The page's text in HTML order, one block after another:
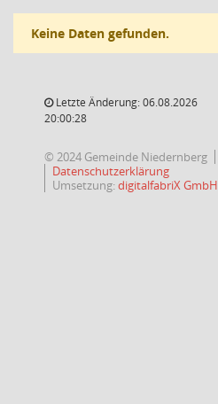
Keine Daten gefunden.
Letzte Änderung: 06.08.2026
20:00:28
© 2024 Gemeinde Niedernberg
Datenschutzerklärung
Umsetzung:digitalfabriX GmbH